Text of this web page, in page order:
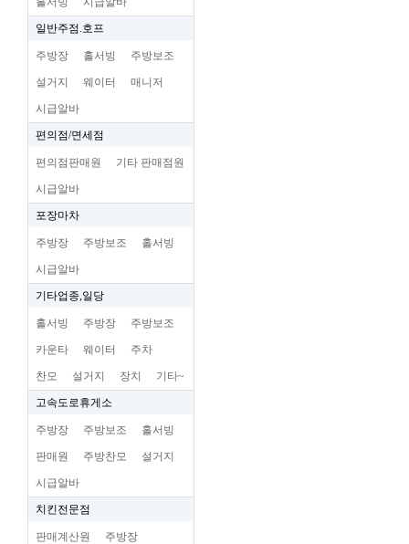
일반주점.호프
주방장 홀서빙 주방보조
설거지 웨이터 매니저
시급알바
편의점/면세점
편의점판매원 기타 판매점원
시급알바
포장마차
주방장 주방보조 홀서빙
시급알바
기타업종,일당
홀서빙 주방장 주방보조
카운타 웨이터 주차
찬모 설거지 장치 기타~
고속도로휴게소
주방장 주방보조 홀서빙
판매원 주방찬모 설거지
시급알바
치킨전문점
판매계산원 주방장